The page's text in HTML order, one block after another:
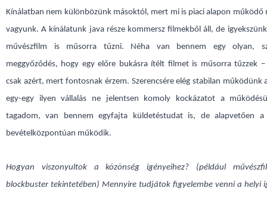
Kínálatban nem különbözünk másoktól, mert mi is piaci alapon működő
vagyunk. A kínálatunk java része kommersz filmekből áll, de
művészfilm is műsorra tűzni. Néha van bennem egy olyan,
meggyőződés, hogy egy előre bukásra ítélt filmet is műsorra tűzzek –
csak azért, mert fontosnak érzem. Szerencsére elég stabilan működünk
egy-egy ilyen vállalás ne jelentsen komoly kockázatot a
tagadom, van bennem egyfajta küldetéstudat is, de alapvetően a
bevételközpontúan működik.
Hogyan viszonyultok a közönség igényeihez? (például
blockbuster tekintetében) Mennyire tudjátok figyelembe venni a helyi